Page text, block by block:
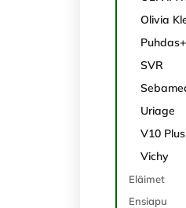
Olivia
Puhdas+
SVR
Uriage
V10 Plus
Vichy
Eläimet
Ensiapu